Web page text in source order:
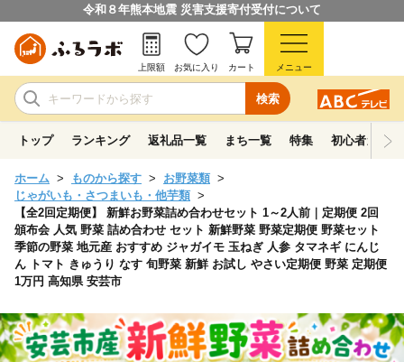
令和８年熊本地震 災害支援寄付受付について
検索
上限額 お気に入り カート メニュー
トップ ランキング 返礼品一覧 まち一覧 特集 初心者ガイド
ホーム ものから探す
お野菜類
じゃがいも・さつまいも・他芋類
【全2回定期便】 新鮮お野菜詰め合わせセット 1～2人前｜定期便 2回
頒布会 人気 野菜 詰め合わせ セット 新鮮野菜 野菜定期便 野菜セット
季節の野菜 地元産 おすすめ ジャガイモ 玉ねぎ 人参 タマネギ にんじ
ん トマト きゅうり なす 旬野菜 新鮮 お試し やさい定期便 野菜 定期便
1万円 高知県 安芸市